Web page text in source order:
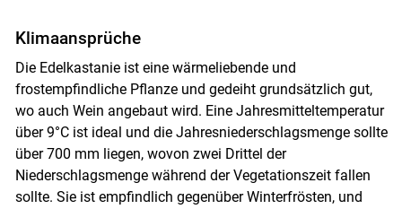
Skip to main content
Klimaansprüche
Die Edelkastanie ist eine wärmeliebende und
frostempfindliche Pflanze und gedeiht grundsätzlich gut,
wo auch Wein angebaut wird. Eine Jahresmitteltemperatur
über 9°C ist ideal und die Jahresniederschlagsmenge sollte
über 700 mm liegen, wovon zwei Drittel der
Niederschlagsmenge während der Vegetationszeit fallen
sollte. Sie ist empfindlich gegenüber Winterfrösten, und